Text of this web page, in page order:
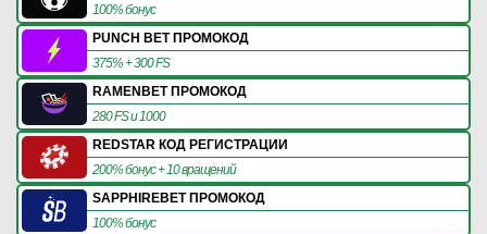
100% бонус
PUNCH BET ПРОМОКОД
375% + 300 FS
RAMENBET ПРОМОКОД
280 FS и 1000
REDSTAR КОД РЕГИСТРАЦИИ
200% бонус + 10 вращений
SAPPHIREBET ПРОМОКОД
100% бонус